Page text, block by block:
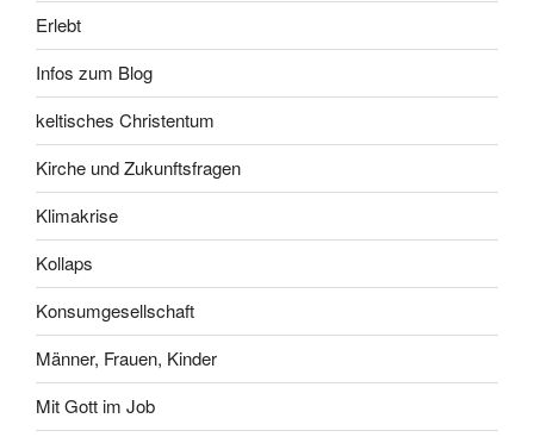
Erlebt
Infos zum Blog
keltisches Christentum
Kirche und Zukunftsfragen
Klimakrise
Kollaps
Konsumgesellschaft
Männer, Frauen, Kinder
Mit Gott im Job